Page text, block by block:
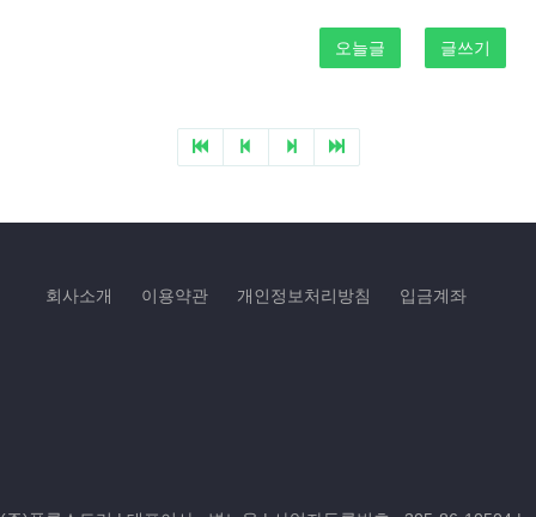
오늘글 글쓰기
회사소개 이용약관 개인정보처리방침 입금계좌